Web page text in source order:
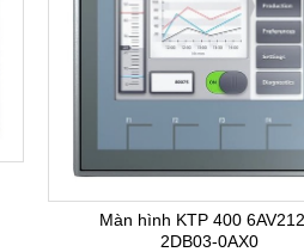
Màn hình KTP 400
2DB03-0AX0